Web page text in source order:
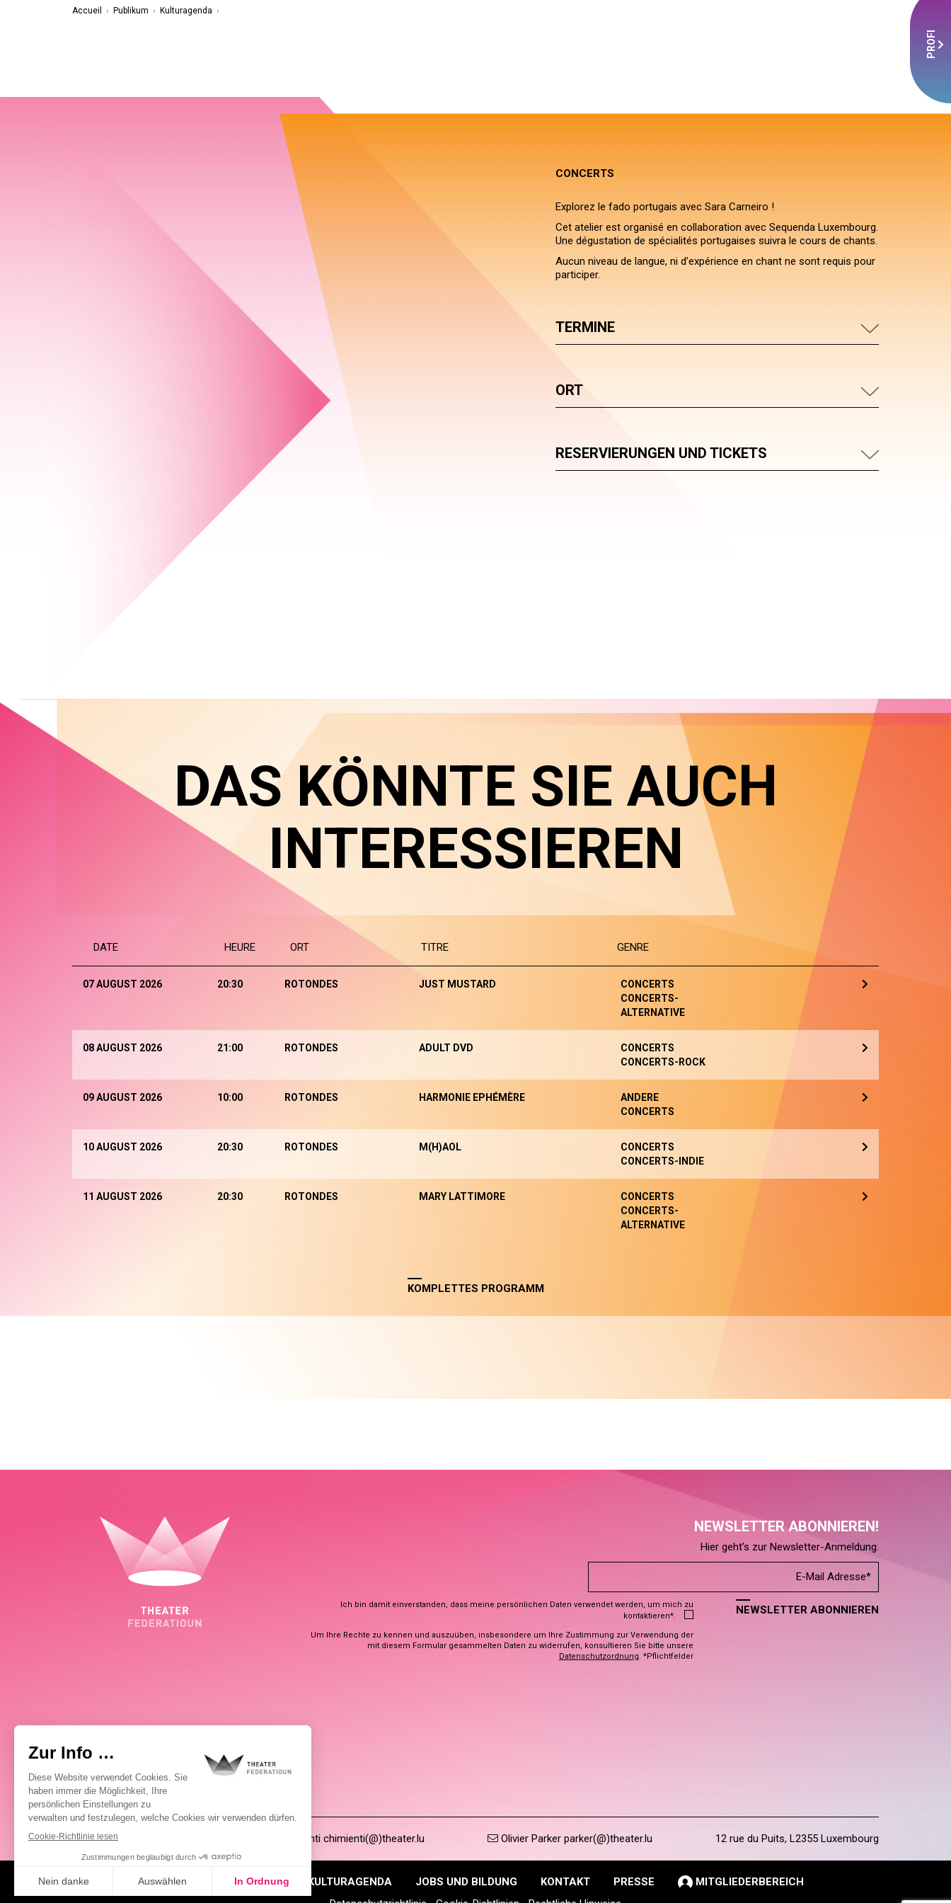
PROFI
Accueil › Publikum › Kulturagenda ›
CONCERTS
Explorez le fado portugais avec Sara Carneiro !
Cet atelier est organisé en collaboration avec Sequenda Luxembourg.
Une dégustation de spécialités portugaises suivra le cours de chants.
Aucun niveau de langue, ni d’expérience en chant ne sont requis pour
participer.
TERMINE
ORT
RESERVIERUNGEN UND TICKETS
DAS KÖNNTE SIE AUCH
INTERESSIEREN
DATE HEURE ORT TITRE GENRE
07 AUGUST 2026 20:30 ROTONDES JUST MUSTARD
CONCERTS
CONCERTS-
ALTERNATIVE
08 AUGUST 2026 21:00 ROTONDES ADULT DVD
CONCERTS
CONCERTS-ROCK
09 AUGUST 2026 10:00 ROTONDES HARMONIE EPHÉMÈRE
ANDERE
CONCERTS
10 AUGUST 2026 20:30 ROTONDES M(H)AOL
CONCERTS
CONCERTS-INDIE
11 AUGUST 2026 20:30 ROTONDES MARY LATTIMORE
CONCERTS
CONCERTS-
ALTERNATIVE
KOMPLETTES PROGRAMM
NEWSLETTER ABONNIEREN!
Hier geht’s zur Newsletter-Anmeldung.
Ich bin damit einverstanden, dass meine persönlichen Daten verwendet werden, um mich zu
kontaktieren*.
Um Ihre Rechte zu kennen und auszuüben, insbesondere um Ihre Zustimmung zur Verwendung der
mit diesem Formular gesammelten Daten zu widerrufen, konsultieren Sie bitte unsere
Datenschutzordnung. *Pflichtfelder
NEWSLETTER ABONNIEREN
(00352) 2648 0946 Pablo Chimienti chimienti(@)theater.lu Olivier Parker parker(@)theater.lu 12 rue du Puits, L2355 Luxembourg
ÜBER UNS AKTUELLES KULTURAGENDA JOBS UND BILDUNG KONTAKT PRESSE
MITGLIEDERBEREICH